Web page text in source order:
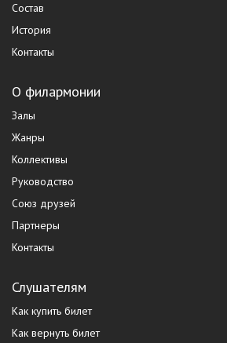
Состав
История
Контакты
О филармонии
Залы
Жанры
Коллективы
Руководство
Союз друзей
Партнеры
Контакты
Слушателям
Как купить билет
Как вернуть билет